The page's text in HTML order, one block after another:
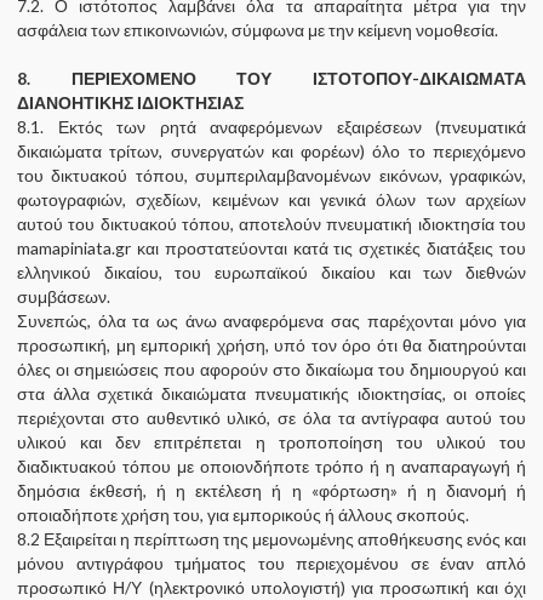
7.2. Ο ιστότοπος λαμβάνει όλα τα απαραίτητα μέτρα για την
ασφάλεια των επικοινωνιών, σύμφωνα με την κείμενη νομοθεσία.
8. ΠΕΡΙΕΧΟΜΕΝΟ ΤΟΥ ΙΣΤΟΤΟΠΟΥ-ΔΙΚΑΙΩΜΑΤΑ
ΔΙΑΝΟΗΤΙΚΗΣ ΙΔΙΟΚΤΗΣΙΑΣ
8.1. Εκτός των ρητά αναφερόμενων εξαιρέσεων (πνευματικά
δικαιώματα τρίτων, συνεργατών και φορέων) όλο το περιεχόμενο
του δικτυακού τόπου, συμπεριλαμβανομένων εικόνων, γραφικών,
φωτογραφιών, σχεδίων, κειμένων και γενικά όλων των αρχείων
αυτού του δικτυακού τόπου, αποτελούν πνευματική ιδιοκτησία του
mamapiniata.gr και προστατεύονται κατά τις σχετικές διατάξεις του
ελληνικού δικαίου, του ευρωπαϊκού δικαίου και των διεθνών
συμβάσεων.
Συνεπώς, όλα τα ως άνω αναφερόμενα σας παρέχονται μόνο για
προσωπική, μη εμπορική χρήση, υπό τον όρο ότι θα διατηρούνται
όλες οι σημειώσεις που αφορούν στο δικαίωμα του δημιουργού και
στα άλλα σχετικά δικαιώματα πνευματικής ιδιοκτησίας, οι οποίες
περιέχονται στο αυθεντικό υλικό, σε όλα τα αντίγραφα αυτού του
υλικού και δεν επιτρέπεται η τροποποίηση του υλικού του
διαδικτυακού τόπου με οποιονδήποτε τρόπο ή η αναπαραγωγή ή
δημόσια έκθεσή, ή η εκτέλεση ή η «φόρτωση» ή η διανομή ή
οποιαδήποτε χρήση του, για εμπορικούς ή άλλους σκοπούς.
8.2 Εξαιρείται η περίπτωση της μεμονωμένης αποθήκευσης ενός και
μόνου αντιγράφου τμήματος του περιεχομένου σε έναν απλό
προσωπικό Η/Υ (ηλεκτρονικό υπολογιστή) για προσωπική και όχι